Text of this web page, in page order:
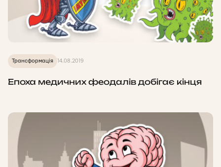
Трансформація 14.08.2019
Епоха медичних феодалів добігає кінця